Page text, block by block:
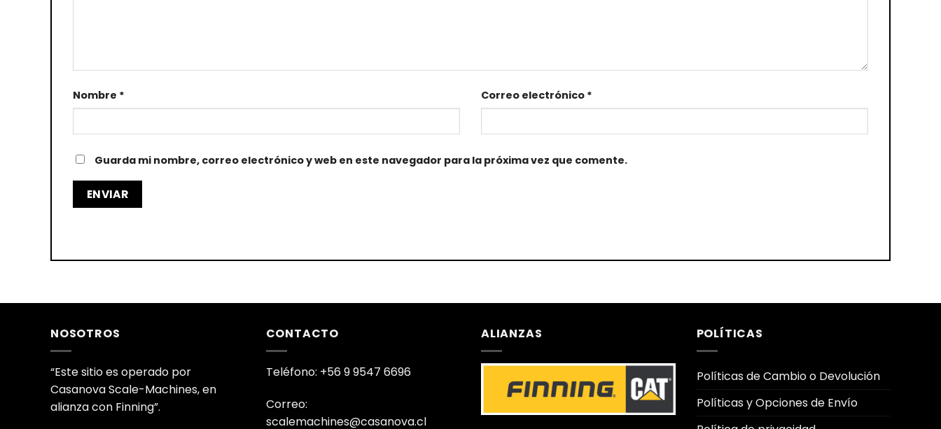
Nombre * Correo electrónico *
Guarda mi nombre, correo electrónico y web en este navegador para la próxima vez que comente.
NOSOTROS
“Este sitio es operado por
Casanova Scale-Machines, en
alianza con Finning”.
CONTACTO
Teléfono: +56 9 9547 6696
Correo:
scalemachines@casanova.cl
ALIANZAS POLÍTICAS
Políticas de Cambio o Devolución
Políticas y Opciones de Envío